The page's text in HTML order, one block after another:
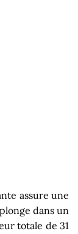
assure une
dans un
totale de 31